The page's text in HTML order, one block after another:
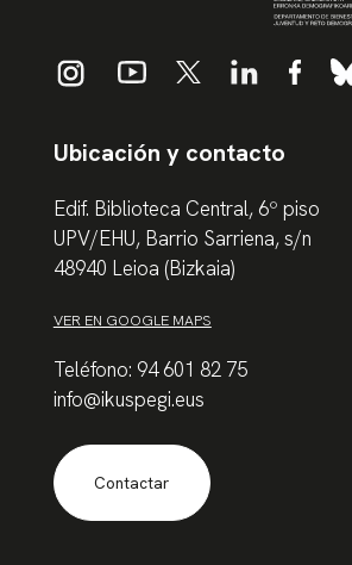
Ubicación y contacto
Edif. Biblioteca Central, 6º piso
UPV/EHU, Barrio Sarriena, s/n
48940 Leioa (Bizkaia)
VER EN GOOGLE MAPS
Teléfono: 94 601 82 75
info@ikuspegi.eus
Contactar